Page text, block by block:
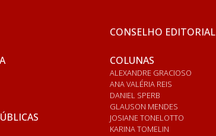
CONSELHO EDITORIAL
COLUNAS
ALEXANDRE GRACIOSO
ANA VALÉRIA REIS
DANIEL SPERB
GLAUSON MENDES
JOSIANE TONELOTTO
KARINA TOMELIN